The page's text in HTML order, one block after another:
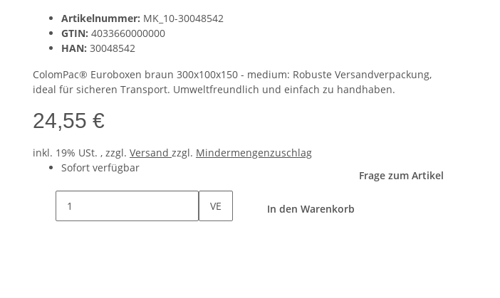
Artikelnummer: MK_10-30048542
GTIN: 4033660000000
HAN: 30048542
ColomPac® Euroboxen braun 300x100x150 - medium: Robuste Versandverpackung,
ideal für sicheren Transport. Umweltfreundlich und einfach zu handhaben.
24,55 €
inkl. 19% USt. , zzgl. Versand zzgl. Mindermengenzuschlag
Sofort verfügbar
Frage zum Artikel
VE In den Warenkorb